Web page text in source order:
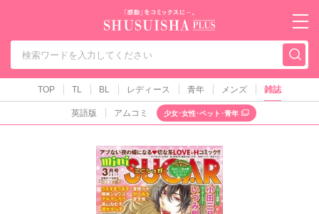
秋水社PLUS（テ
TOP TL BL レディース 青年 メンズ 雑誌
英語版 アムコミ 少女･女性･ペット･青年